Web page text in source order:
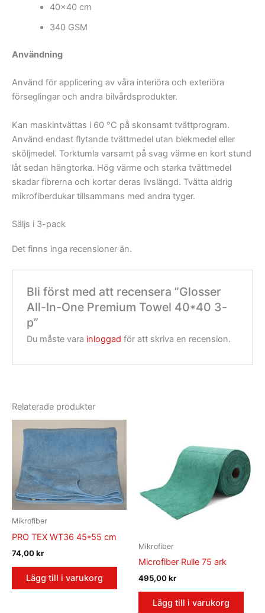
40×40 cm
340 GSM
Användning
Använd för applicering av våra interiöra och exteriöra
förseglingar och andra bilvårdsprodukter.
Kan maskintvättas i 60 °C på skonsamt tvättprogram.
Använd endast flytande tvättmedel utan blekmedel eller
sköljmedel. Torktumla varsamt på svag värme en kort stund
låt sedan hängtorka. Hög värme och starka tvättmedel
skadar fibrerna och kortar deras livslängd. Tvätta aldrig
mikrofiberdukar tillsammans med andra tyger.
Säljs i 3-pack
Det finns inga recensioner än.
Bli först med att recensera ”Glosser
All-In-One Premium Towel 40*40 3-
p”
Du måste vara inloggad för att skriva en recension.
Relaterade produkter
Mikrofiber
PRO TEX WT36 45*55 cm
74,00kr
Lägg till i varukorg
Mikrofiber
Microfiber Rulle 75 ark
495,00kr
Lägg till i varukorg